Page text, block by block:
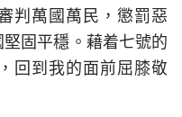
判萬國萬民，懲罰惡
固平穩。藉着七號的
回到我的面前屈膝敬